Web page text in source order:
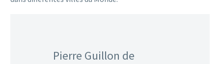
Pierre Guillon de